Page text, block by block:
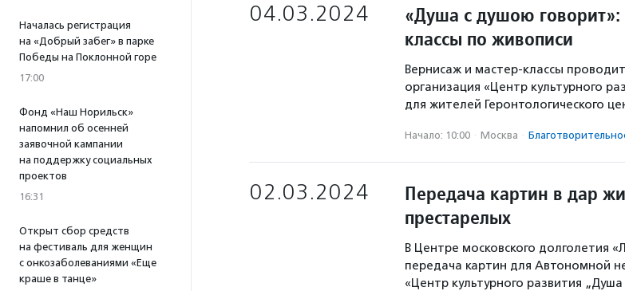
Началась регистрация
на «Добрый забег» в парке
Победы на Поклонной горе
17:00
Фонд «Наш Норильск»
напомнил об осенней
заявочной кампании
на поддержку социальных
проектов
16:31
Открыт сбор средств
на фестиваль для женщин
с онкозаболеваниями «Еще
краше в танце»
04.03.2024
«Душа с душою
классы по живописи
Вернисаж и мастер-классы
организация «Центр культурного
для жителей Геронтологического
Начало: 10:00 · Москва ·
02.03.2024
Передача картин в дар
престарелых
В Центре московского долголетия
передача картин для Автономной
«Центр культурного развития